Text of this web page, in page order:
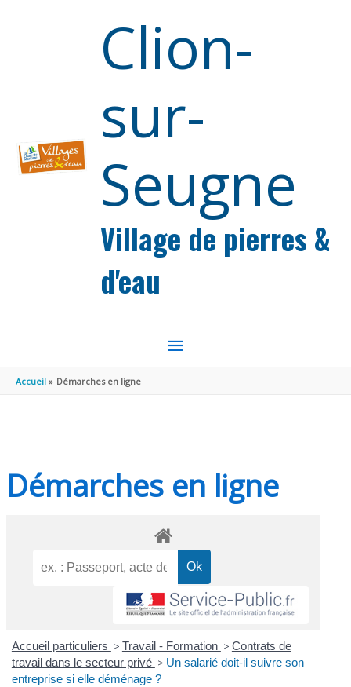
Clion-
sur-
Seugne
Village de pierres &
d'eau
MENU
Accueil Démarches en ligne
Démarches en ligne
Accueil particuliers > Travail - Formation > Contrats de
travail dans le secteur privé > Un salarié doit-il suivre son
entreprise si elle déménage ?